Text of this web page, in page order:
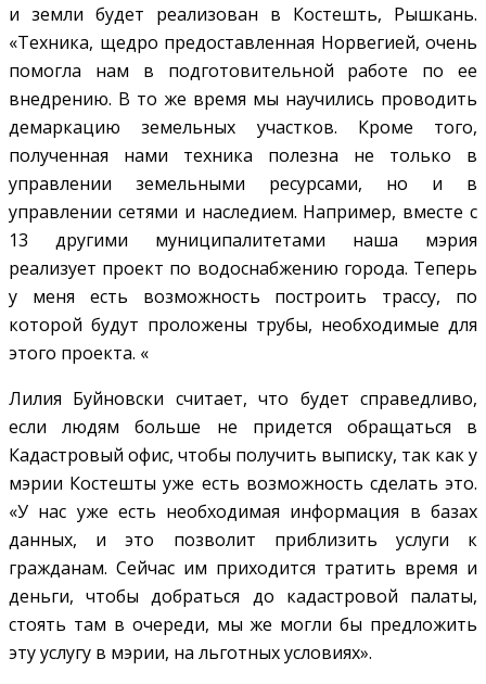
и земли будет реализован в Костешть, Рышкань.
«Техника, щедро предоставленная Норвегией, очень
помогла нам в подготовительной работе по ее
внедрению. В то же время мы научились проводить
демаркацию земельных участков. Кроме того,
полученная нами техника полезна не только в
управлении земельными ресурсами, но и в
управлении сетями и наследием. Например, вместе с
13 другими муниципалитетами наша мэрия
реализует проект по водоснабжению города. Теперь
у меня есть возможность построить трассу, по
которой будут проложены трубы, необходимые для
этого проекта. «
Лилия Буйновски считает, что будет справедливо,
если людям больше не придется обращаться в
Кадастровый офис, чтобы получить выписку, так как у
мэрии Костешты уже есть возможность сделать это.
«У нас уже есть необходимая информация в базах
данных, и это позволит приблизить услуги к
гражданам. Сейчас им приходится тратить время и
деньги, чтобы добраться до кадастровой палаты,
стоять там в очереди, мы же могли бы предложить
эту услугу в мэрии, на льготных условиях».